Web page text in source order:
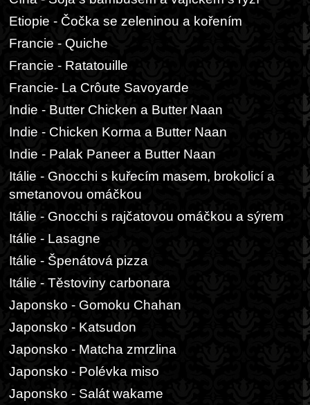
Etiopie - Čočka se zeleninou a kořením
Francie - Quiche
Francie - Ratatouille
Francie- La Crôute Savoyarde
Indie - Butter Chicken a Butter Naan
Indie - Chicken Korma a Butter Naan
Indie - Palak Paneer a Butter Naan
Itálie - Gnocchi s kuřecím masem, brokolicí a
smetanovou omáčkou
Itálie - Gnocchi s rajčatovou omáčkou a sýrem
Itálie - Lasagne
Itálie - Špenátová pizza
Itálie - Těstoviny carbonara
Japonsko - Gomoku Chahan
Japonsko - Katsudon
Japonsko - Matcha zmrzlina
Japonsko - Polévka miso
Japonsko - Salát wakame